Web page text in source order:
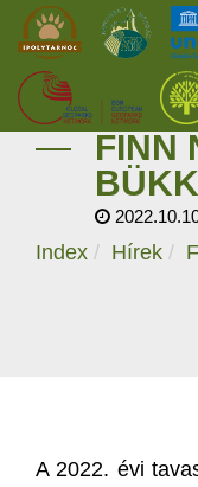
KEZDŐOLDAL
ŐSVILÁGI
FINN
Index Hírek
A 2022. évi